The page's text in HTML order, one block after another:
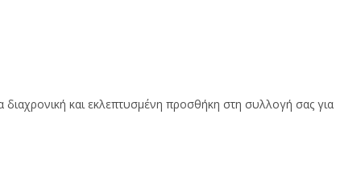
διαχρονική και εκλεπτυσμένη προσθήκη στη συλλογή σας για